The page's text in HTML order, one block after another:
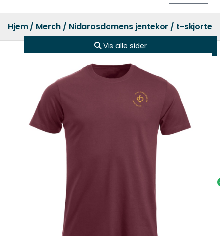
Hjem / Merch / Nidarosdomens jentekor / t-skjorte
Vis alle sider